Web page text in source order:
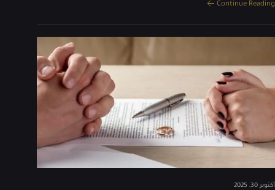
Continue Reading
أكتوبر 30, 2025